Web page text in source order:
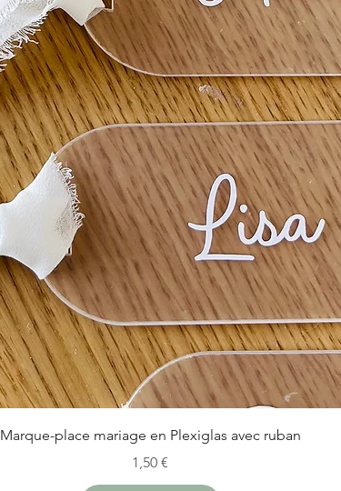
Aperçu rapide
Marque-place mariage en Plexiglas avec ruban
Prix
1,50 €